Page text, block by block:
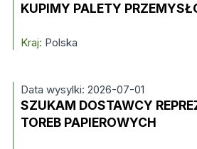
KUPIMY PALETY
Kraj: Polska
Data wysylki: 2026-07-01
SZUKAM DOSTAWCY
TOREB PAPIEROWYCH